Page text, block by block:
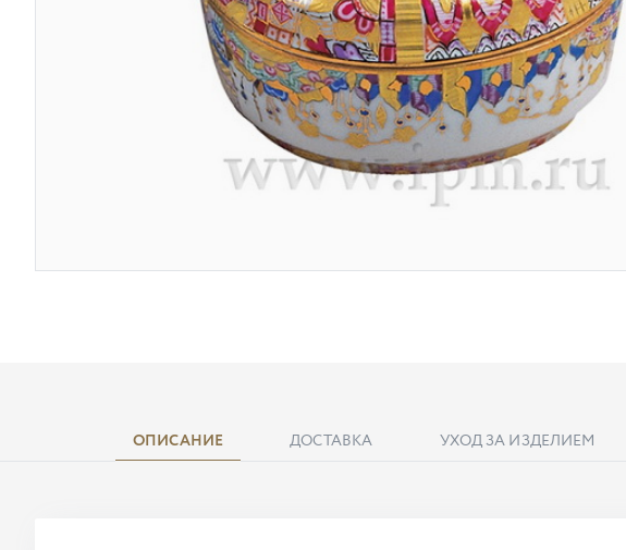
ОПИСАНИЕ ДОСТАВКА УХОД ЗА ИЗДЕЛИЕМ